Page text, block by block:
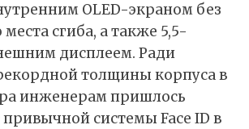
OLED-экраном без
сгиба, а также 5,5-
дисплеем. Ради
толщины корпуса в
инженерам пришлось
привычной системы Face ID в